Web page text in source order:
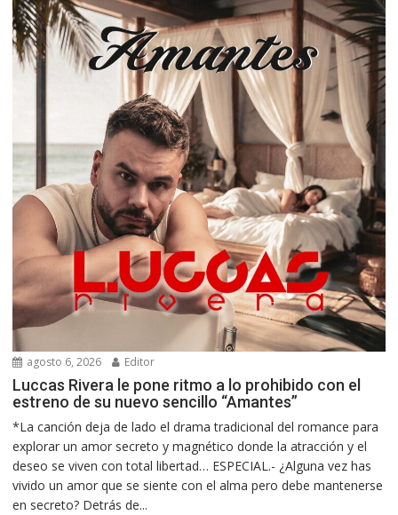
agosto 6, 2026 Editor
Luccas Rivera le pone ritmo a lo prohibido con el
estreno de su nuevo sencillo “Amantes”
*La canción deja de lado el drama tradicional del romance para
explorar un amor secreto y magnético donde la atracción y el
deseo se viven con total libertad… ESPECIAL.- ¿Alguna vez has
vivido un amor que se siente con el alma pero debe mantenerse
en secreto? Detrás de...